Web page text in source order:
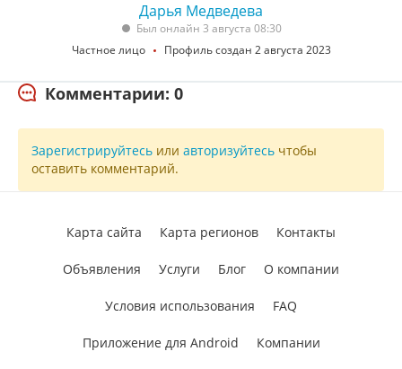
Дарья Медведева
Был онлайн 3 августа 08:30
Частное лицо
Профиль создан 2 августа 2023
Комментарии: 0
Зарегистрируйтесь или авторизуйтесь чтобы
оставить комментарий.
Карта сайта Карта регионов Контакты
Объявления Услуги Блог О компании
Условия использования FAQ
Приложение для Android Компании